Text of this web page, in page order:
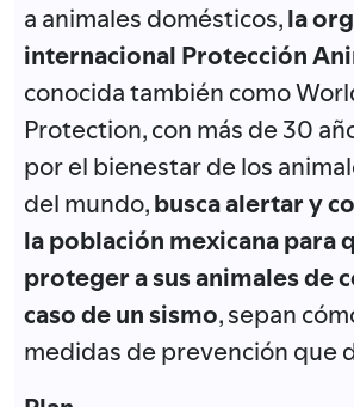
a animales domésticos,la
internacional Protección
conocida también como
Protection, con más de 30
por el bienestar de los
del mundo,busca alertar y
la población mexicana para
proteger a sus animales de
caso de un sismo, sepan
medidas de prevención que